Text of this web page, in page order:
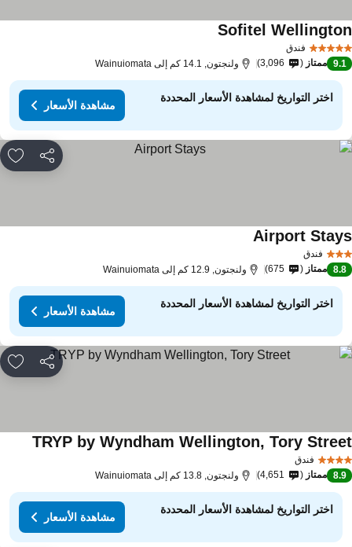
فندق
Sofitelمشاهدة الأسعار
9.1 ممتاز 3,096 ولنجتون, 14.1 كم إلى Wainuiomata
اختر التواريخ لمشاهدة الأسعار المحددة
مشاهدة الأسعار
مشاركة
فندق
Airport مشاهدة الأسعار
8.8 ممتاز 675 ولنجتون, 12.9 كم إلى Wainuiomata
اختر التواريخ لمشاهدة الأسعار المحددة
مشاهدة الأسعار
مشاركة
فندق
TRYP by Wyndham Wellington, Toryمشاهدة
8.9 ممتاز 4,651 ولنجتون, 13.8 كم إلى Wainuiomata
اختر التواريخ لمشاهدة الأسعار المحددة
مشاهدة الأسعار